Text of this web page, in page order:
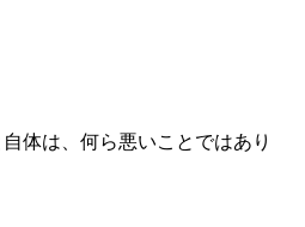
体は、何ら悪いことではあり